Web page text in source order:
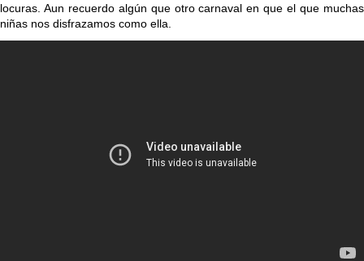
locuras. Aun recuerdo algún que otro carnaval en que el que muchas
niñas nos disfrazamos como ella.